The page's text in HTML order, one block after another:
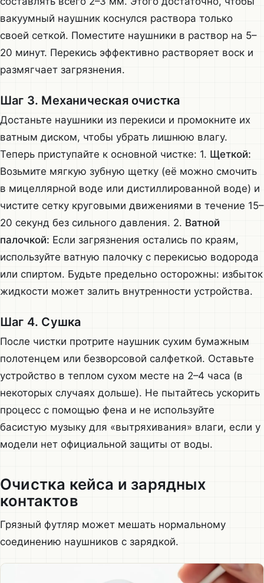
вакуумный наушник коснулся раствора только
своей сеткой. Поместите наушники в раствор на 5–
20 минут. Перекись эффективно растворяет воск и
размягчает загрязнения.
Шаг 3. Механическая очистка
Достаньте наушники из перекиси и промокните их
ватным диском, чтобы убрать лишнюю влагу.
Теперь приступайте к основной чистке: 1. Щеткой:
Возьмите мягкую зубную щетку (её можно смочить
в мицеллярной воде или дистиллированной воде) и
чистите сетку круговыми движениями в течение 15–
20 секунд без сильного давления. 2. Ватной
палочкой: Если загрязнения остались по краям,
используйте ватную палочку с перекисью водорода
или спиртом. Будьте предельно осторожны: избыток
жидкости может залить внутренности устройства.
Шаг 4. Сушка
После чистки протрите наушник сухим бумажным
полотенцем или безворсовой салфеткой. Оставьте
устройство в теплом сухом месте на 2–4 часа (в
некоторых случаях дольше). Не пытайтесь ускорить
процесс с помощью фена и не используйте
басистую музыку для «вытряхивания» влаги, если у
модели нет официальной защиты от воды.
Очистка кейса и зарядных
контактов
Грязный футляр может мешать нормальному
соединению наушников с зарядкой.